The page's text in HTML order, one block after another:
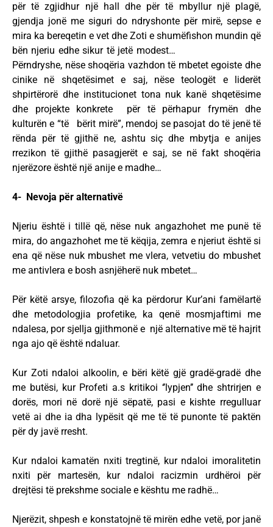
për të zgjidhur një hall dhe për të mbyllur një plagë,
gjendja jonë me siguri do ndryshonte për mirë, sepse e
mira ka bereqetin e vet dhe Zoti e shumëfishon mundin që
bën njeriu edhe sikur të jetë modest…
Përndryshe, nëse shoqëria vazhdon të mbetet egoiste dhe
cinike në shqetësimet e saj, nëse teologët e liderët
shpirtërorë dhe institucionet tona nuk kanë shqetësime
dhe projekte konkrete për të përhapur frymën dhe
kulturën e “të bërit mirë”, mendoj se pasojat do të jenë të
rënda për të gjithë ne, ashtu siç dhe mbytja e anijes
rrezikon të gjithë pasagjerët e saj, se në fakt shoqëria
njerëzore është një anije e madhe…
4- Nevoja për alternativë
Njeriu është i tillë që, nëse nuk angazhohet me punë të
mira, do angazhohet me të këqija, zemra e njeriut është si
ena që nëse nuk mbushet me vlera, vetvetiu do mbushet
me antivlera e bosh asnjëherë nuk mbetet…
Për këtë arsye, filozofia që ka përdorur Kur’ani famëlartë
dhe metodologjia profetike, ka qenë mosmjaftimi me
ndalesa, por sjellja gjithmonë e një alternative më të hajrit
nga ajo që është ndaluar.
Kur Zoti ndaloi alkoolin, e bëri këtë gjë gradë-gradë dhe
me butësi, kur Profeti a.s kritikoi ‘’lypjen’’ dhe shtrirjen e
dorës, mori në dorë një sëpatë, pasi e kishte rregulluar
vetë ai dhe ia dha lypësit që me të të punonte të paktën
për dy javë rresht.
Kur ndaloi kamatën nxiti tregtinë, kur ndaloi imoralitetin
nxiti për martesën, kur ndaloi racizmin urdhëroi për
drejtësi të prekshme sociale e kështu me radhë…
Njerëzit, shpesh e konstatojnë të mirën edhe vetë, por janë